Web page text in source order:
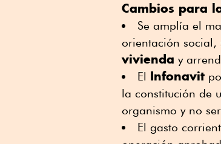
Cambios para
Se amplía el
orientación social,
vivienda y
El Infonavit
la constitución de
organismo y no
El gasto